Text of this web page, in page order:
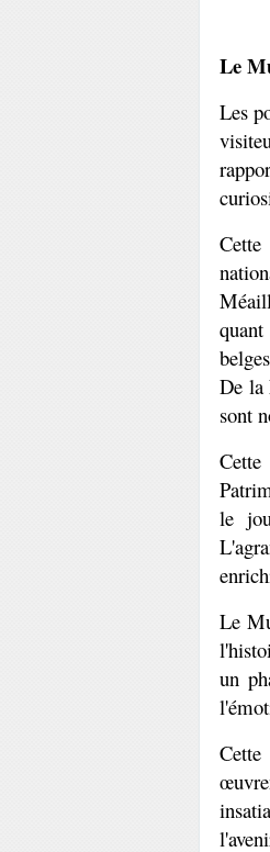
Le
Les
De la
sont
le
Le
un